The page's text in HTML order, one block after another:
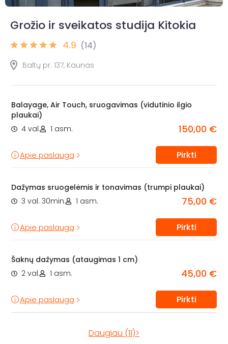
Grožio ir sveikatos studija Kitokia
4.9 (14)
Baltų pr. 137, Kaunas
Balayage, Air Touch, sruogavimas (vidutinio ilgio
plaukai)
4 val.
1 asm. 150,00 €
Apie paslaugą Pirkti
Dažymas sruogelėmis ir tonavimas (trumpi plaukai)
3 val. 30min.
1 asm. 75,00 €
Apie paslaugą Pirkti
Šaknų dažymas (ataugimas 1 cm)
2 val.
1 asm. 45,00 €
Apie paslaugą Pirkti
Daugiau (11)>